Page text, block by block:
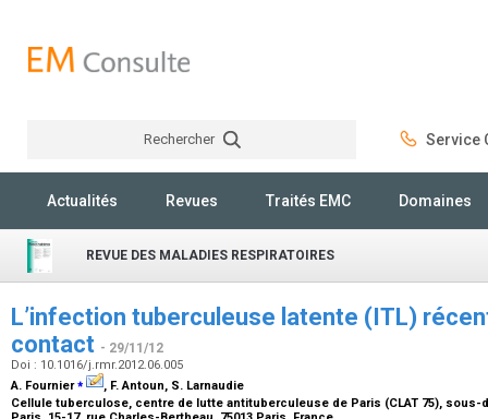
Rechercher Service
Actualités Revues Traités EMC Domaines
REVUE DES MALADIES RESPIRATOIRES
L’infection tuberculeuse latente (ITL)
contact - 29/11/12
Doi : 10.1016/j.rmr.2012.06.005
A. Fournier⁎
, F. Antoun, S. Larnaudie
Cellule tuberculose, centre de lutte antituberculeuse de Paris (CLAT 75), sous-